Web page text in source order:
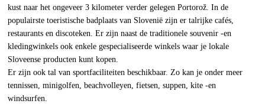
kust naar het ongeveer 3 kilometer verder gelegen Portorož. In de
populairste toeristische badplaats van Slovenië zijn er talrijke cafés,
restaurants en discoteken. Er zijn naast de traditionele souvenir -en
kledingwinkels ook enkele gespecialiseerde winkels waar je lokale
Sloveense producten kunt kopen.
Er zijn ook tal van sportfaciliteiten beschikbaar. Zo kan je onder meer
tennissen, minigolfen, beachvolleyen, fietsen, suppen, kite -en
windsurfen.